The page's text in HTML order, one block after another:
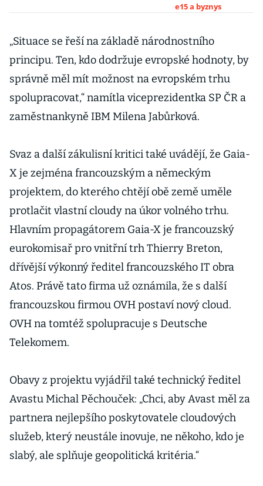
přechodu do
rozhodující,
říká Jaroslav
platformy AC
Cloud
e15 a byznys
„Situace se řeší na základě národnostního
principu. Ten, kdo dodržuje evropské hodnoty, by
správně měl mít možnost na evropském trhu
spolupracovat,“ namítla viceprezidentka SP ČR a
zaměstnankyně IBM Milena Jabůrková.
Svaz a další zákulisní kritici také uvádějí, že Gaia-
X je zejména francouzským a německým
projektem, do kterého chtějí obě země uměle
protlačit vlastní cloudy na úkor volného trhu.
Hlavním propagátorem Gaia-X je francouzský
eurokomisař pro vnitřní trh Thierry Breton,
dřívější výkonný ředitel francouzského IT obra
Atos. Právě tato firma už oznámila, že s další
francouzskou firmou OVH postaví nový cloud.
OVH na tomtéž spolupracuje s Deutsche
Telekomem.
Obavy z projektu vyjádřil také technický ředitel
Avastu Michal Pěchouček: „Chci, aby Avast měl za
partnera nejlepšího poskytovatele cloudových
služeb, který neustále inovuje, ne někoho, kdo je
slabý, ale splňuje geopolitická kritéria.“